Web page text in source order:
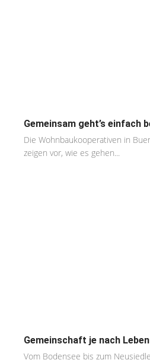
Gemeinsam geht’s einfach
Die Wohnbaukooperativen in
zeigen vor, wie es gehen...
Gemeinschaft je nach
Vom Bodensee bis zum